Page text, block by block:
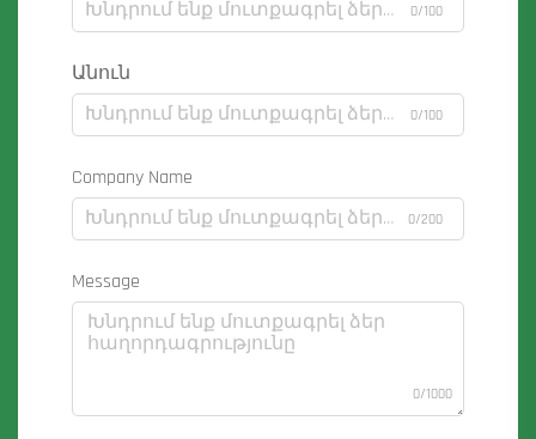
0/100
Անուն
0/100
Company Name
0/200
Message
0/1000